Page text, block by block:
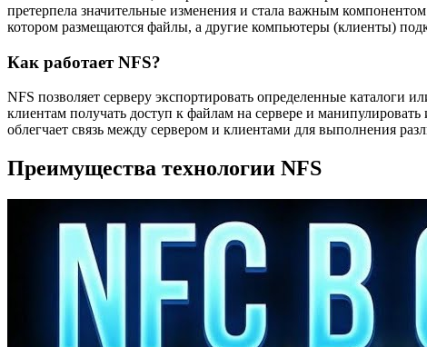
претерпела значительные изменения и стала важным
котором размещаются файлы, а другие компьютеры (клиенты)
Как работает NFS?
NFS позволяет серверу экспортировать определенные
клиентам получать доступ к файлам на сервере и
облегчает связь между сервером и клиентами для выполнения
Преимущества технологии NFS